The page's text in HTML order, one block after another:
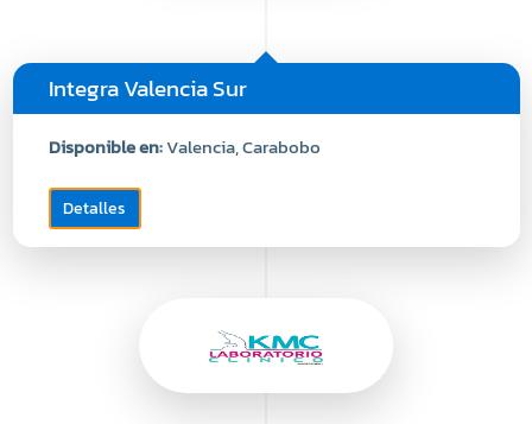
Integra Valencia Sur
Disponible en:Valencia, Carabobo
Detalles